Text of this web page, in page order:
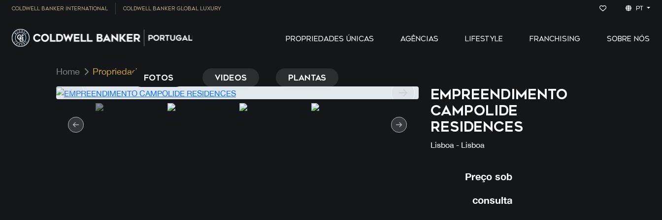
COLDWELL BANKER INTERNATIONAL COLDWELL BANKER GLOBAL LUXURY PT
PROPRIEDADES ÚNICAS AGÊNCIAS LIFESTYLE FRANCHISING SOBRE NÓS
Home Propriedade
FOTOS VIDEOS PLANTAS
EMPREENDIMENTO
CAMPOLIDE
RESIDENCES
Lisboa - Lisboa
Preço sob
consulta